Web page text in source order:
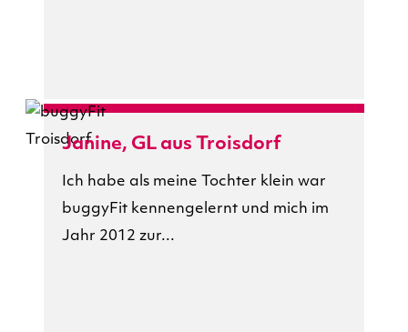
Janine, GL aus Troisdorf
Ich habe als meine Tochter klein war
buggyFit kennengelernt und mich im
Jahr 2012 zur...